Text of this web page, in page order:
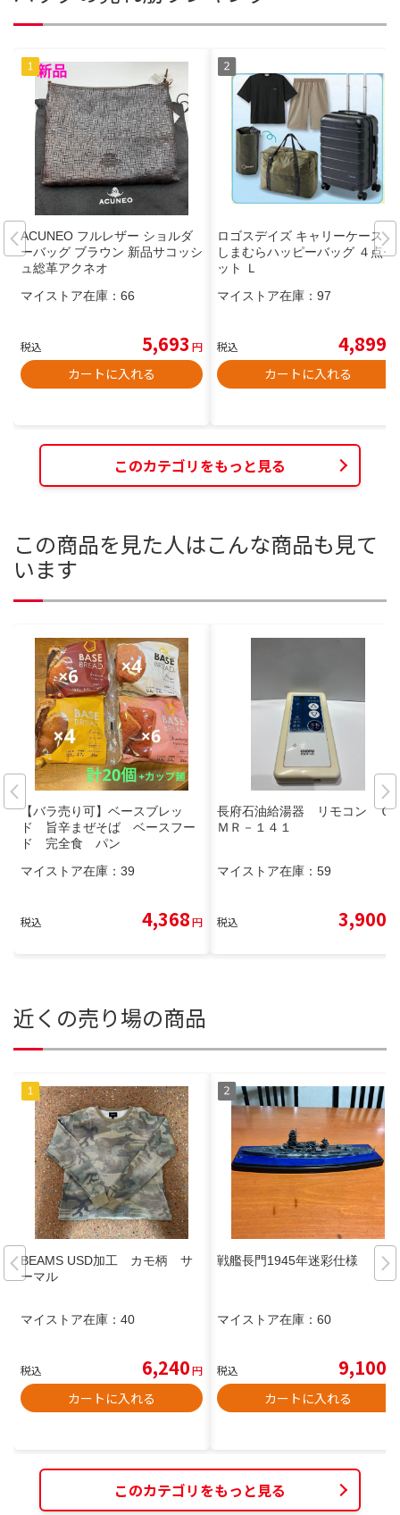
ACUNEO フルレザー ショルダ
ーバッグ ブラウン 新品サコッシ
ュ総革アクネオ
マイストア在庫： 66
税込 5,693 円
カートに入れる
ロゴスデイズ キャリーケース 黒
しまむらハッピーバッグ ４点セ
ット Ｌ
マイストア在庫： 97
税込 4,899
カートに入れる
このカテゴリをもっと見る
この商品を見た人はこんな商品も見て
います
【バラ売り可】ベースブレッ
ド 旨辛まぜそば ベースフー
ド 完全食 パン
マイストア在庫： 39
税込 4,368円
長府石油給湯器 リモコン Ｃ
ＭＲ－１４１
マイストア在庫： 59
税込 3,900
近くの売り場の商品
BEAMS USD加工 カモ柄 サ
ーマル
マイストア在庫： 40
税込 6,240円
カートに入れる
戦艦長門1945年迷彩仕様
マイストア在庫： 60
税込 9,100
カートに入れる
このカテゴリをもっと見る